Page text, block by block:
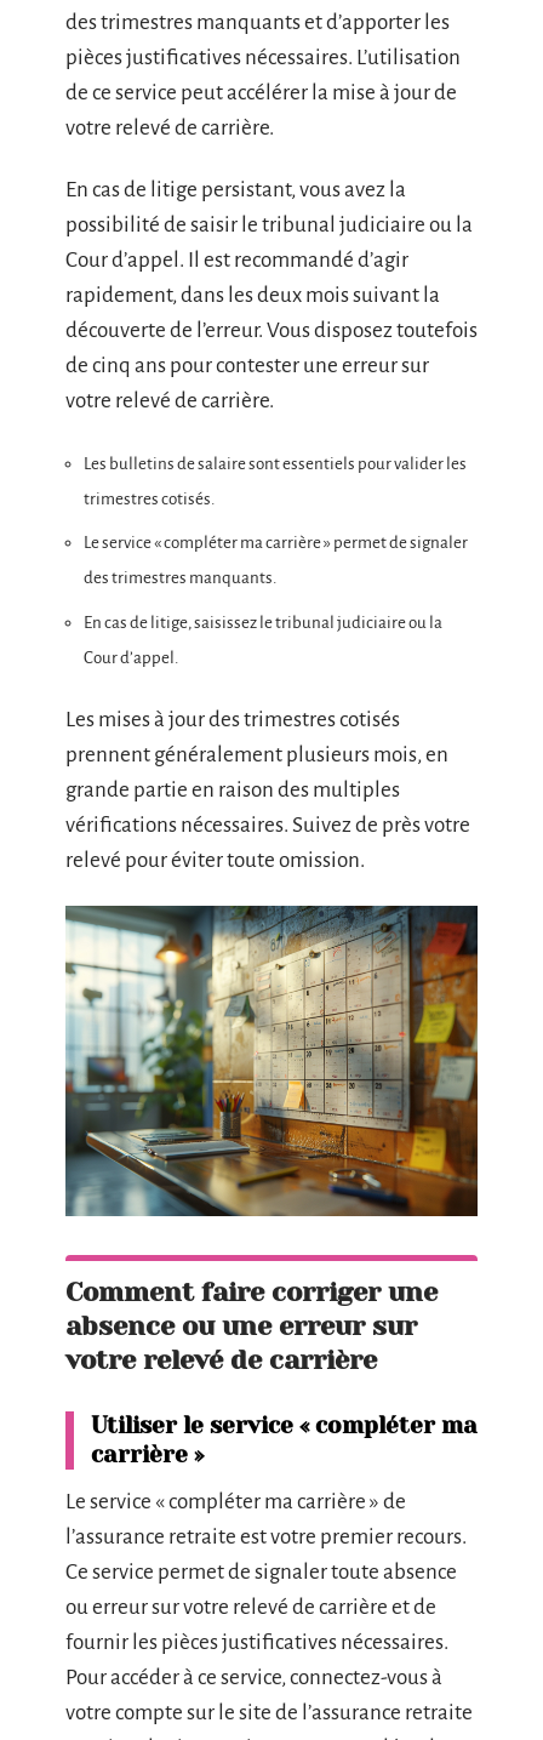
des trimestres manquants et d’apporter les
pièces justificatives nécessaires. L’utilisation
de ce service peut accélérer la mise à jour de
votre relevé de carrière.
En cas de litige persistant, vous avez la
possibilité de saisir le tribunal judiciaire ou la
Cour d’appel. Il est recommandé d’agir
rapidement, dans les deux mois suivant la
découverte de l’erreur. Vous disposez toutefois
de cinq ans pour contester une erreur sur
votre relevé de carrière.
Les bulletins de salaire sont essentiels pour valider les
trimestres cotisés.
Le service « compléter ma carrière » permet de signaler
des trimestres manquants.
En cas de litige, saisissez le tribunal judiciaire ou la
Cour d’appel.
Les mises à jour des trimestres cotisés
prennent généralement plusieurs mois, en
grande partie en raison des multiples
vérifications nécessaires. Suivez de près votre
relevé pour éviter toute omission.
Comment faire corriger une
absence ou une erreur sur
votre relevé de carrière
Utiliser le service « compléter ma
carrière »
Le service « compléter ma carrière » de
l’assurance retraite est votre premier recours.
Ce service permet de signaler toute absence
ou erreur sur votre relevé de carrière et de
fournir les pièces justificatives nécessaires.
Pour accéder à ce service, connectez-vous à
votre compte sur le site de l’assurance retraite